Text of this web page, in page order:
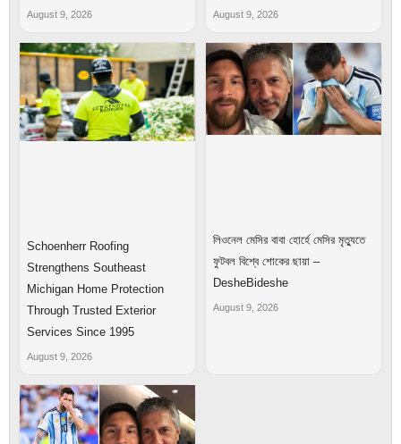
August 9, 2026 August 9, 2026
Schoenherr Roofing
Strengthens Southeast
Michigan Home Protection
Through Trusted Exterior
Services Since 1995
August 9, 2026
লিওনেল মেসির বাবা হোর্হে মেসির মৃত্যুতে
ফুটবল বিশ্বে শোকের ছায়া –
DesheBideshe
August 9, 2026